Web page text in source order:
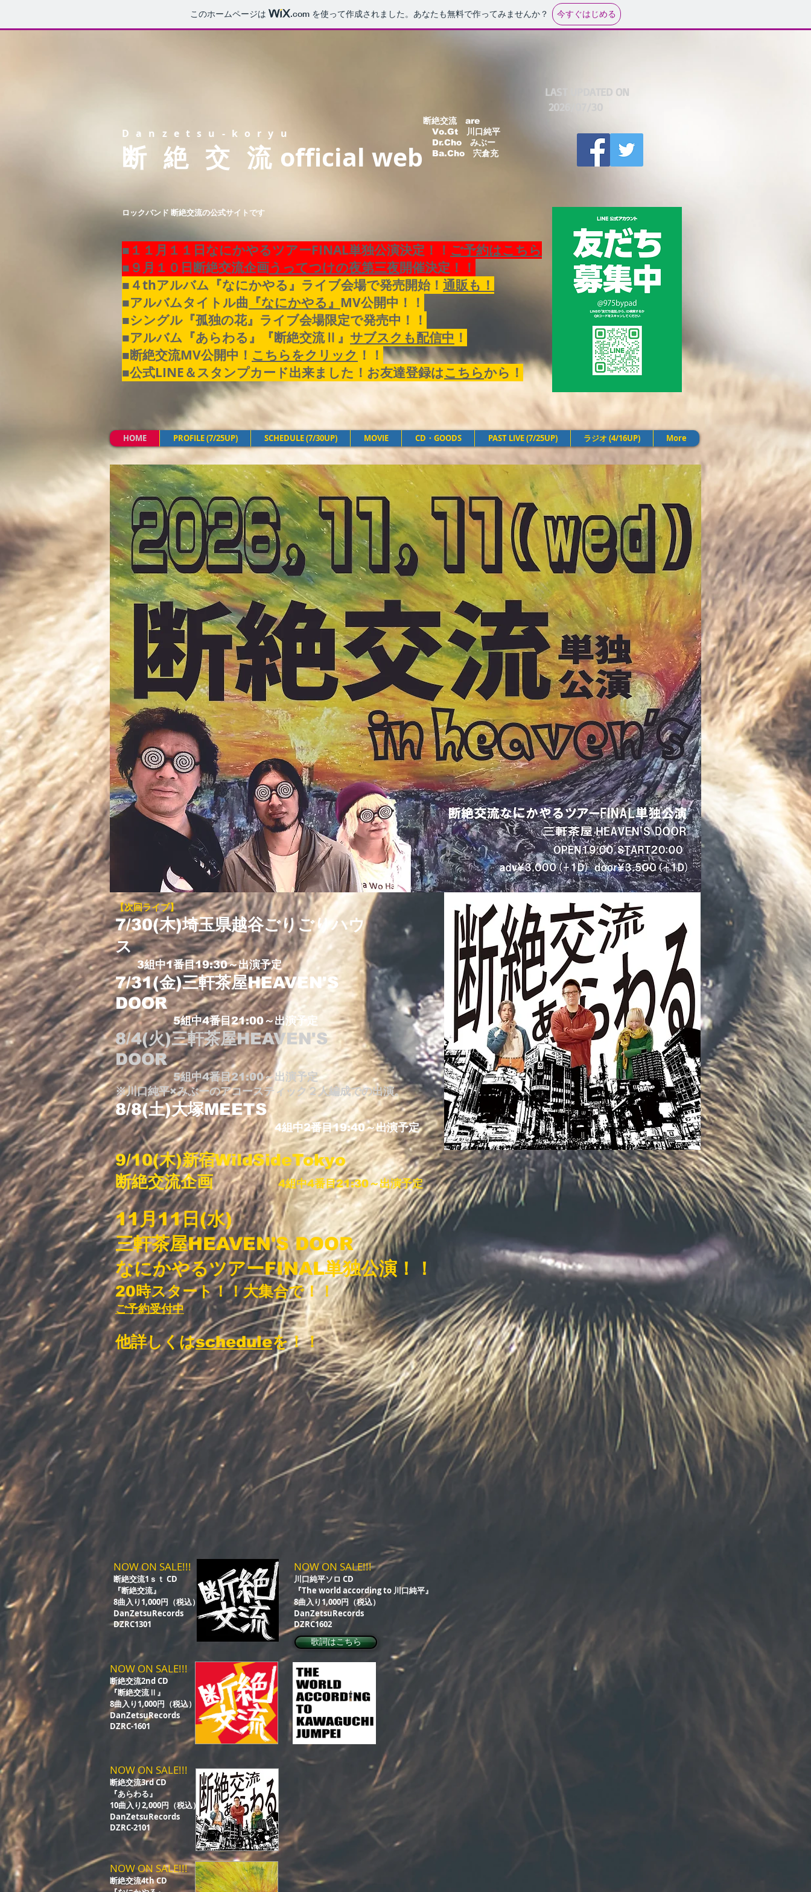
このホームページは .com を使って作成されました。あなたも無料で作ってみませんか？ 今すぐはじめる
LAST UPDATED ON
2026
Danzetsu-koryu
断 絶 交 流 official web
断絶交流 are
Vo.Gt 川口純平
Dr.Cho みぶー
Ba.Cho 宍倉充
ロックバンド 断絶交流の公式サイトです
■１１月１１日なにかやるツアーFINAL単独公演決定！！ ご予約はこちら
■９月１０日断絶交流企画うってつけの夜第三夜開催決定！！
■４thアルバム『なにかやる』ライブ会場で発売開始！ 通販も！
■アルバムタイトル曲 『なにかやる』 MV公開中！！
■シングル『孤独の花』ライブ会場限定で発売中！！
■アルバム『あらわる』『断絶交流Ⅱ』 サブスクも配信中 ！
■断絶交流MV公開中！ こちらをクリック ！！
​■公式LINE＆スタンプカード出来ました！お友達登録はこちらから！
HOME PROFILE (7/25UP) SCHEDULE (7/30UP) MOVIE CD・GOODS PAST LIVE (7/25UP) ラジオ (4/16UP) More
【次回ライブ】
7/30(木)埼玉県越谷ごりごりハウ
ス
3組中1番目19:30～出演予定
7/31(金)三軒茶屋HEAVEN'S
DOOR
5組中4番目21:00～出演予定
8/4(火)三軒茶屋HEAVEN'S
DOOR
5組中4番目21:00～出演予定
※川口純平×みぶーのアコースティック２人編成での出演。
8/8(土)大塚MEETS
4組中2番目19:40～出演予定
9/10(木)新宿WildSideTokyo
断絶交流企画4組中4番目21:30～出演予定
11月11日(水)
三軒茶屋HEAVEN'S DOOR
なにかやるツアーFINAL単独公演！！
20時スタート！！大集合で！！
ご予約受付中
他詳しくはscheduleを！！
NOW ON SALE!!!
断絶交流1ｓｔ CD
『断絶交流』
8曲入り1,000円（税込）
DanZetsuRecords
DZRC1301
NOW ON SALE!!!
断絶交流2nd CD
『断絶交流Ⅱ』
8曲入り1,000円（税込）
DanZetsuRecords
DZRC-1601
NOW ON SALE!!!
川口純平ソロ CD
『The world according to 川口純平』
8曲入り1,000円（税込）
DanZetsuRecords
DZRC1602
歌詞はこちら
NOW ON SALE!!!
断絶交流3rd CD
『あらわる』
10曲入り2,000円（税込）
DanZetsuRecords
DZRC-2101
NOW ON SALE!!!
断絶交流4th CD